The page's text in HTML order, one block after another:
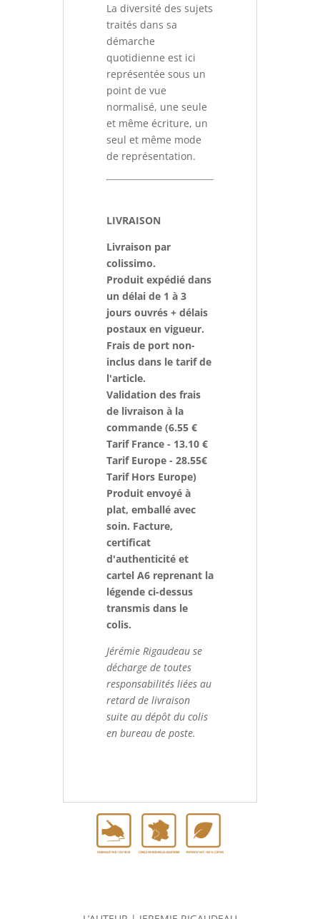
La diversité des sujets
traités dans sa
démarche
quotidienne est ici
représentée sous un
point de vue
normalisé, une seule
et même écriture, un
seul et même mode
de représentation.
LIVRAISON
Livraison par
colissimo.
Produit expédié dans
un délai de 1 à 3
jours ouvrés + délais
postaux en vigueur.
Frais de port non-
inclus dans le tarif de
l'article.
Validation des frais
de livraison à la
commande (6.55 €
Tarif France - 13.10 €
Tarif Europe - 28.55€
Tarif Hors Europe)
Produit envoyé à
plat, emballé avec
soin. Facture,
certificat
d'authenticité et
cartel A6 reprenant la
légende ci-dessus
transmis dans le
colis.
Jérémie Rigaudeau se
décharge de toutes
responsabilités liées au
retard de livraison
suite au dépôt du colis
en bureau de poste.